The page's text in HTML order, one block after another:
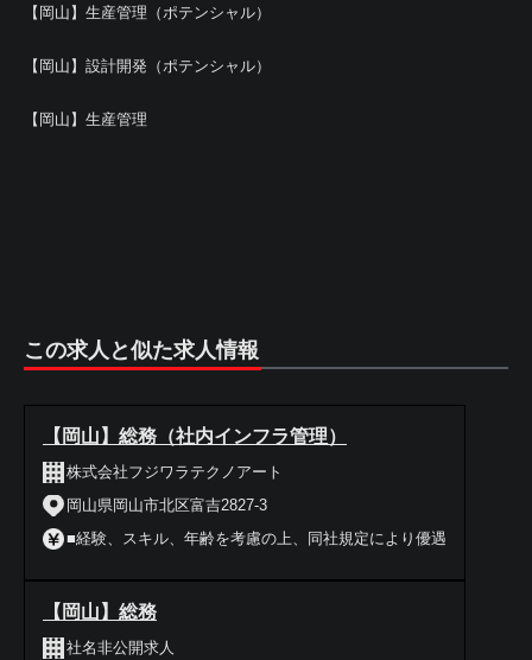
【岡山】生産管理（ポテンシャル）
【岡山】設計開発（ポテンシャル）
【岡山】生産管理
この求人と似た求人情報
【岡山】総務（社内インフラ管理）
株式会社フジワラテクノアート
岡山県岡山市北区富吉2827-3
■経験、スキル、年齢を考慮の上、同社規定により優遇
【岡山】総務
社名非公開求人